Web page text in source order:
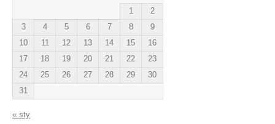
1
2
3
4 5 6 7 8
9
10
11 12 13 14 15
16
17
18 19 20 21 22
23
24
25 26 27 28 29
30
31
« sty